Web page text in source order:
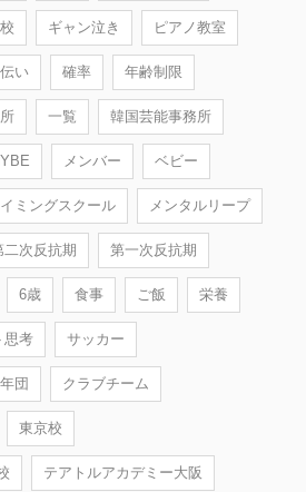
ギャン泣き ピアノ教室
い 確率 年齢制限
一覧 韓国芸能事務所
メンバー ベビー
ミングスクール メンタルリープ
二次反抗期 第一次反抗期
6歳 食事 ご飯 栄養
思考 サッカー
団 クラブチーム
東京校
テアトルアカデミー大阪